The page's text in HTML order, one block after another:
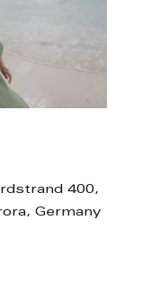
400,
Germany